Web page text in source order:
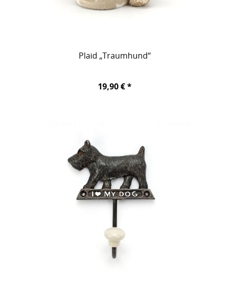
Plaid „Traumhund“
19,90 € *